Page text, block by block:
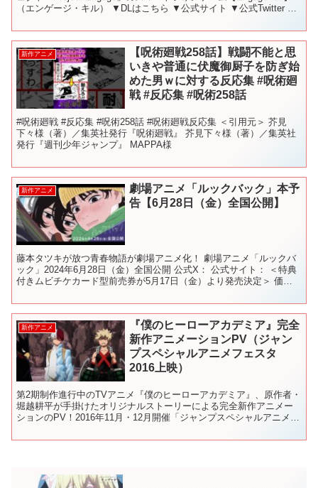
（エンゲージ・キル） ▼DLはこちら ▼公式サイト ▼公式Twitter ▼
新作アニメ
【呪術廻戦258話】戦闘不能と思
いきや普通に伏魔御厨子を防ぎ始
めた男ｗに対する反応集 #呪術廻
戦 #反応集 #呪術258話
#呪術廻戦 #反応集 #呪術258話 #呪術廻戦反応集 ＜引用元＞ 芥見
下々様（著）／集英社発行『呪術廻戦』 芥見下々様（著）／集英社
発行『週刊少年ジャンプ』 MAPPA様
新作アニメ
劇場アニメ「ルックバック」本予
告【6月28日（金）全国公開】
藤本タツキが放つ青春物語が劇場アニメ化！ 劇場アニメ「ルックバ
ック」2024年6月28日（金）全国公開 公式X： 公式サイト： ＜特典
付きムビチケカード型前売券が5月17日（金）より発売決定＞ 価
新作アニメ
『僕のヒーローアカデミア』完全
新作アニメーションPV（ジャン
プスペシャルアニメフェスタ
2016上映）
第2期制作進行中のTVアニメ『僕のヒーローアカデミア』、原作者・
堀越耕平が手掛けたオリジナルストーリーによる完全新作アニメー
ションのPV！2016年11月・12月開催「ジャンプスペシャルアニメフ